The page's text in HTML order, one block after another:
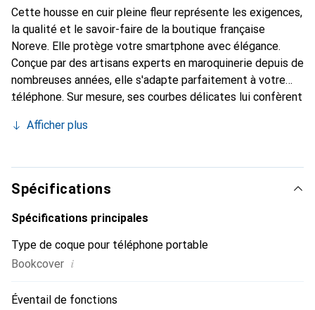
Cette housse en cuir pleine fleur représente les exigences,
la qualité et le savoir-faire de la boutique française
Noreve. Elle protège votre smartphone avec élégance.
Conçue par des artisans experts en maroquinerie depuis de
nombreuses années, elle s'adapte parfaitement à votre
téléphone. Sur mesure, ses courbes délicates lui confèrent
et indispensable de votre smartphone. Reconnaître
marque Noreve est un choix sûr pour une clientèle
exigeante.
Afficher plus
Spécifications
Spécifications principales
Type de coque pour téléphone portable
Bookcover i
Éventail de fonctions